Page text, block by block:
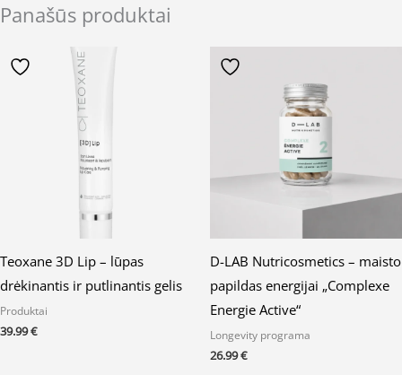
Panašūs produktai
Teoxane 3D Lip – lūpas
drėkinantis ir putlinantis gelis
Produktai
39.99€
D-LAB Nutricosmetics – maisto
papildas energijai „Complexe
Energie Active“
Longevity programa
26.99€